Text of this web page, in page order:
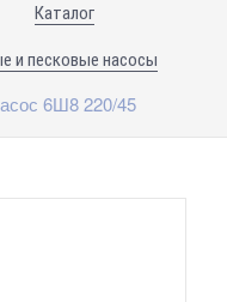
Каталог
и песковые насосы
6Ш8 220/45